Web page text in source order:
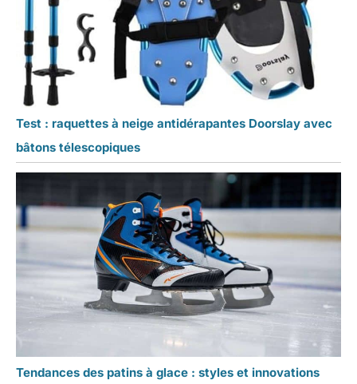
Test : raquettes à neige antidérapantes Doorslay avec
bâtons télescopiques
Tendances des patins à glace : styles et innovations